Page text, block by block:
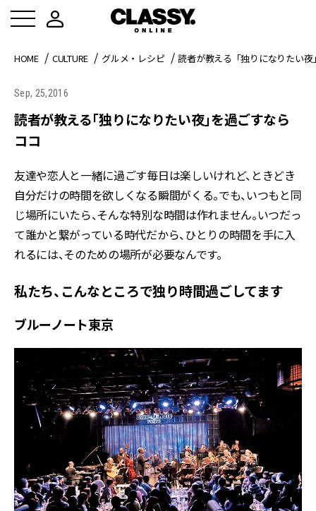
HOME CULTURE グルメ・レシピ 読者が教える「独りになりたい
Sep, 25,2016
読者が教える「独りになりたい夜」を過ごすなら
ココ
友達や恋人と一緒に過ごす毎日は楽しいけれど、ときどき
自分だけの時間を欲しくなる瞬間がくる。でも、いつもと同
じ場所にいたら、そんな特別な時間は作れません。いつだっ
て誰かと繋がっている時代だから、ひとりの時間を手に入
れるには、そのための場所が必要なんです。
私たち、こんなところで独り時間過ごしてます
ブルーノート東京